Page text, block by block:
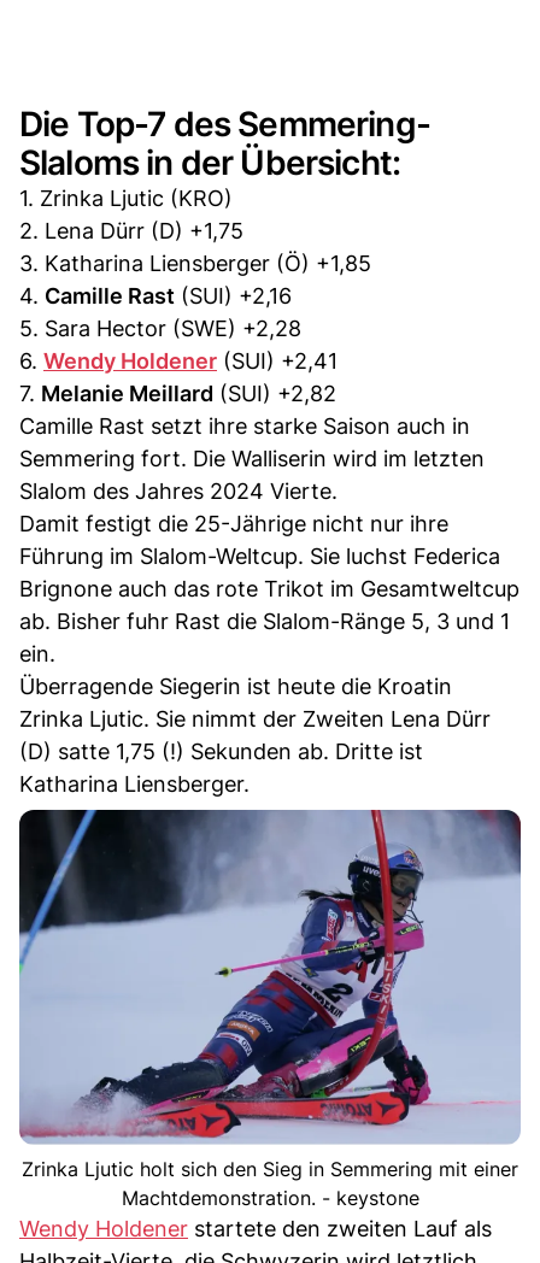
Die Top-7 des Semmering-
Slaloms in der Übersicht:
1. Zrinka Ljutic (KRO)
2. Lena Dürr (D) +1,75
3. Katharina Liensberger (Ö) +1,85
4. Camille Rast (SUI) +2,16
5. Sara Hector (SWE) +2,28
6. Wendy Holdener (SUI) +2,41
7. Melanie Meillard (SUI) +2,82
Camille Rast setzt ihre starke Saison auch in
Semmering fort. Die Walliserin wird im letzten
Slalom des Jahres 2024 Vierte.
Damit festigt die 25-Jährige nicht nur ihre
Führung im Slalom-Weltcup. Sie luchst Federica
Brignone auch das rote Trikot im Gesamtweltcup
ab. Bisher fuhr Rast die Slalom-Ränge 5, 3 und 1
ein.
Überragende Siegerin ist heute die Kroatin
Zrinka Ljutic. Sie nimmt der Zweiten Lena Dürr
(D) satte 1,75 (!) Sekunden ab. Dritte ist
Katharina Liensberger.
Zrinka Ljutic holt sich den Sieg in Semmering mit einer
Machtdemonstration. - keystone
Wendy Holdener startete den zweiten Lauf als